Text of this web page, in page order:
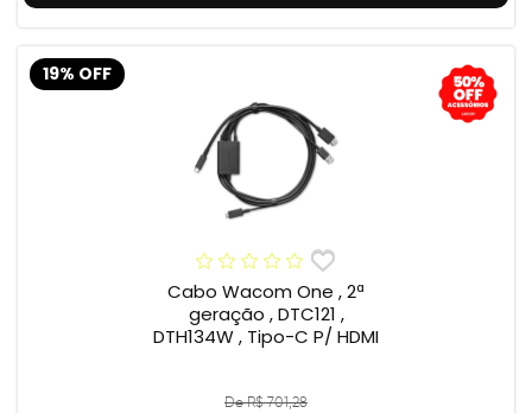
19% OFF
Cabo Wacom One , 2ª
geração , DTC121 ,
DTH134W , Tipo-C P/ HDMI
De R$ 701,28